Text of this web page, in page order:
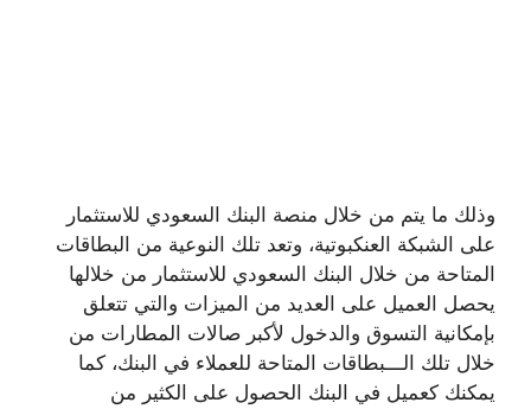
وذلك ما يتم من خلال منصة البنك السعودي للاستثمار
على الشبكة العنكبوتية، وتعد تلك النوعية من البطاقات
المتاحة من خلال البنك السعودي للاستثمار من خلالها
يحصل العميل على العديد من الميزات والتي تتعلق
بإمكانية التسوق والدخول لأكبر صالات المطارات من
خلال تلك الـــبطاقات المتاحة للعملاء في البنك، كما
يمكنك كعميل في البنك الحصول على الكثير من